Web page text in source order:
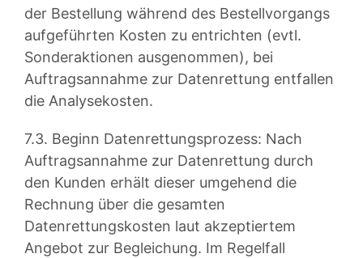
der Bestellung während des Bestellvorgangs
aufgeführten Kosten zu entrichten (evtl.
Sonderaktionen ausgenommen), bei
Auftragsannahme zur Datenrettung entfallen
die Analysekosten.
7.3. Beginn Datenrettungsprozess: Nach
Auftragsannahme zur Datenrettung durch
den Kunden erhält dieser umgehend die
Rechnung über die gesamten
Datenrettungskosten laut akzeptiertem
Angebot zur Begleichung. Im Regelfall